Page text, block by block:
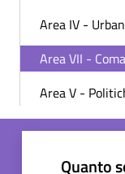
Area IV -
Area VII -
Area V -
Quanto